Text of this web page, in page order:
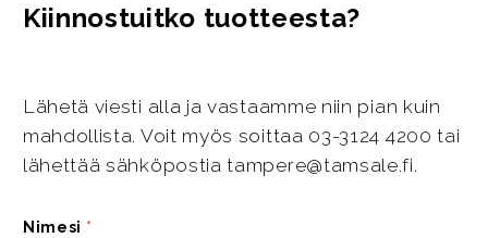
Kiinnostuitko tuotteesta?
Lähetä viesti alla ja vastaamme niin pian kuin
mahdollista. Voit myös soittaa 03-3124 4200 tai
lähettää sähköpostia tampere@tamsale.fi.
Nimesi *